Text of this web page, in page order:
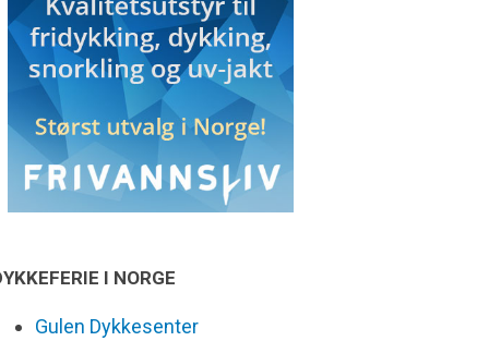
I NORGE
Gulen Dykkesenter